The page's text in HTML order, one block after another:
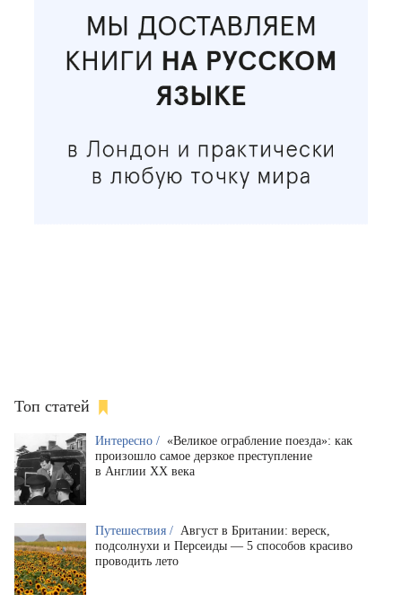
Топ статей
Интересно / «Великое ограбление поезда»: как
произошло самое дерзкое преступление
в Англии XX века
Путешествия / Август в Британии: вереск,
подсолнухи и Персеиды — 5 способов красиво
проводить лето